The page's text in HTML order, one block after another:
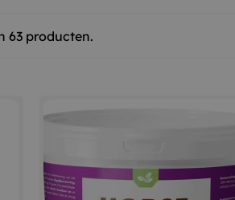
63 producten.